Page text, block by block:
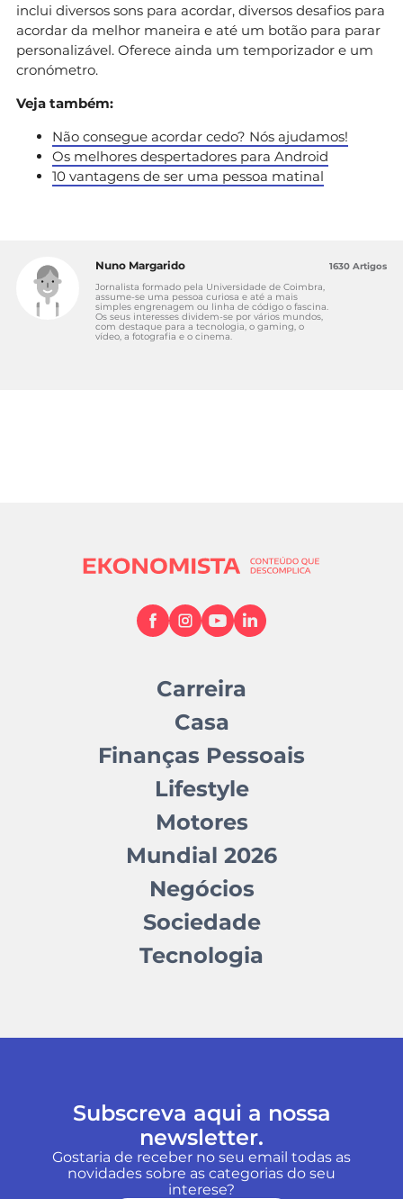
inclui diversos sons para acordar, diversos desafios para
acordar da melhor maneira e até um botão para parar
personalizável. Oferece ainda um temporizador e um
cronómetro.
Veja também:
Não consegue acordar cedo? Nós ajudamos!
Os melhores despertadores para Android
10 vantagens de ser uma pessoa matinal
Nuno Margarido
Jornalista formado pela Universidade de Coimbra,
assume-se uma pessoa curiosa e até a mais
simples engrenagem ou linha de código o fascina.
Os seus interesses dividem-se por vários mundos,
com destaque para a tecnologia, o gaming, o
vídeo, a fotografia e o cinema.
1630 Artigos
Carreira
Casa
Finanças Pessoais
Lifestyle
Motores
Mundial 2026
Negócios
Sociedade
Tecnologia
Subscreva aqui a nossa
newsletter.
Gostaria de receber no seu email todas as
novidades sobre as categorias do seu
interese?